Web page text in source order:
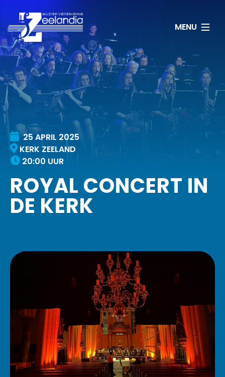
25 APRIL 2025
KERK ZEELAND
20:00 UUR
ROYAL CONCERT IN
DE KERK